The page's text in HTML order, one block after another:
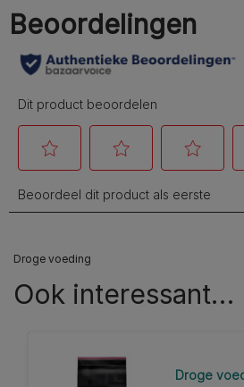
Droge voeding
Ook interessant…​
Droge